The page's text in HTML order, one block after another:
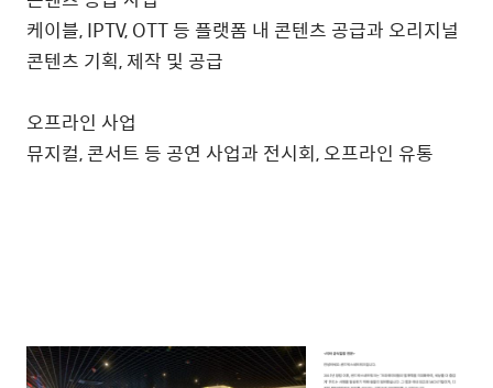
케이블, IPTV, OTT 등 플랫폼 내 콘텐츠 공급과 오리지널
콘텐츠 기획, 제작 및 공급
오프라인 사업
뮤지컬, 콘서트 등 공연 사업과 전시회, 오프라인 유통